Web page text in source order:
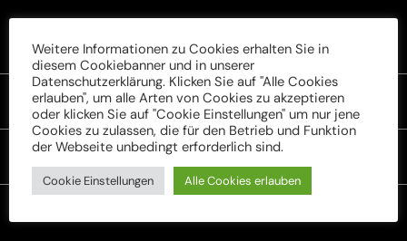
Rechtliches
Unser Sortiment
Weitere Informationen zu Cookies erhalten Sie in
diesem Cookiebanner und in unserer
Datenschutzerklärung. Klicken Sie auf "Alle Cookies
erlauben", um alle Arten von Cookies zu akzeptieren
oder klicken Sie auf "Cookie Einstellungen" um nur jene
Cookies zu zulassen, die für den Betrieb und Funktion
der Webseite unbedingt erforderlich sind.
Cookie Einstellungen Alle Cookies erlauben